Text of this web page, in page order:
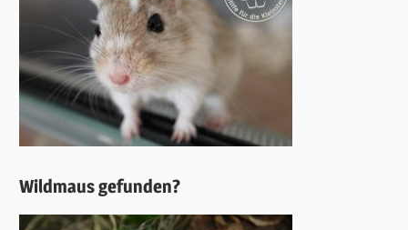
Wildmaus gefunden?